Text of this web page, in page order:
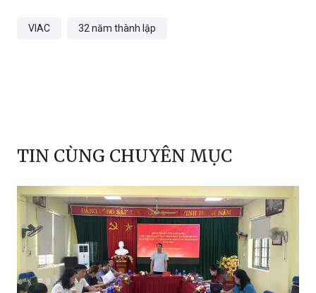
VIAC 32 năm thành lập
TIN CÙNG CHUYÊN MỤC